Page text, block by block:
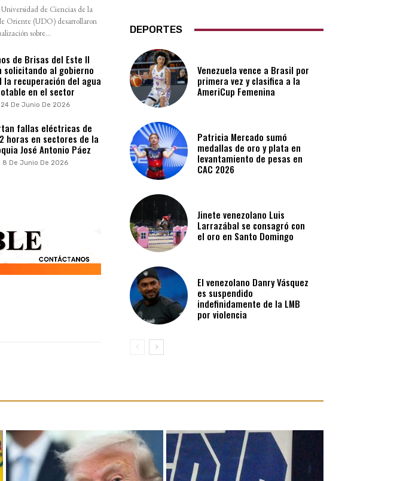
de Ciencias de la
Oriente (UDO) desarrollaron
sobre...
de Brisas del Este II
solicitando al gobierno
la recuperación del agua
en el sector
24 De Junio De 2026
fallas eléctricas de
horas en sectores de la
José Antonio Páez
8 De Junio De 2026
DEPORTES
Venezuela vence a Brasil por
primera vez y clasifica a la
AmeriCup Femenina​
Patricia Mercado sumó
medallas de oro y plata en
levantamiento de pesas en
CAC 2026
Jinete venezolano Luis
Larrazábal se consagró con
el oro en Santo Domingo
El venezolano Danry Vásquez
es suspendido
indefinidamente de la LMB
por violencia